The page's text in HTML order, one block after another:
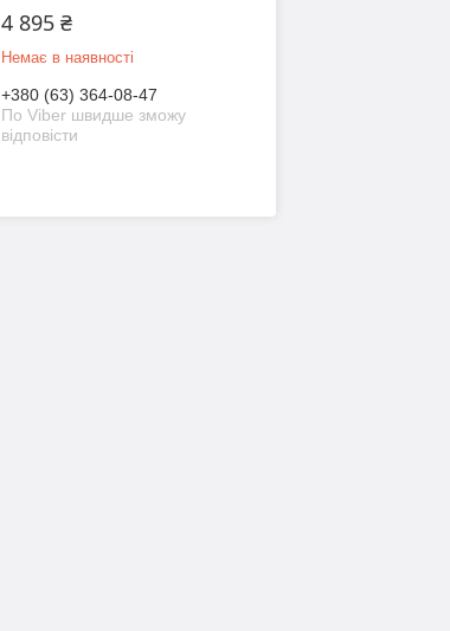
4 895 ₴
Немає в наявності
+380 (63) 364-08-47
По Viber швидше зможу
відповісти